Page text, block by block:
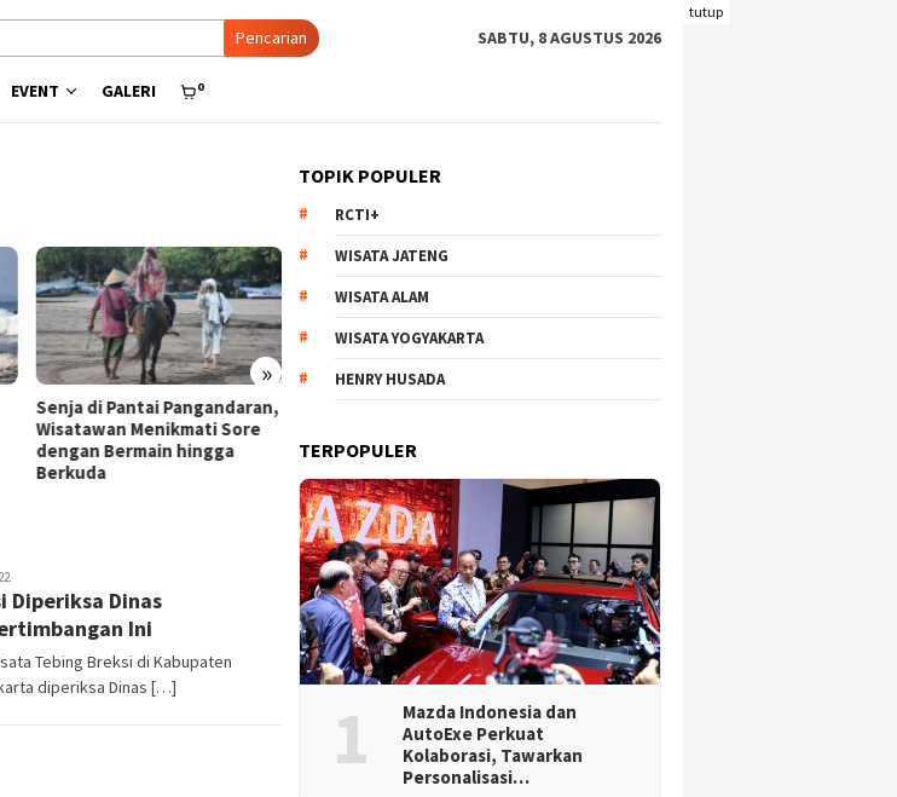
tutup
Pencarian SABTU, 8 AGUSTUS 2026
EVENT GALERI 0
»
Menyisir Asa di Pantai Bulbul
Danau Toba, Potensi Wisata
Pasir Putih
Kebun Hortensia Brakseng di
Produktif ke Destinasi
Wisata Bunga di Gunung
Diperiksa Dinas
Ini
Tebing Breksi di Kabupaten
diperiksa Dinas […]
TOPIK POPULER
RCTI+
WISATA JATENG
WISATA ALAM
WISATA YOGYAKARTA
HENRY HUSADA
TERPOPULER
1
Mazda Indonesia dan
AutoExe Perkuat
Kolaborasi, Tawarkan
Personalisasi…